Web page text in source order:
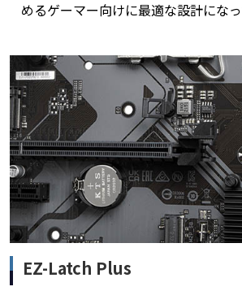
めるゲーマー向けに最適な設計になっ
EZ-Latch Plus